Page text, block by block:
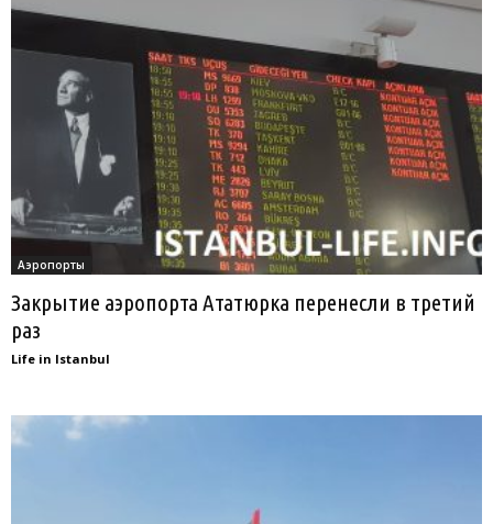
Аэропорты
Закрытие аэропорта Ататюрка перенесли в третий
раз
Life in Istanbul